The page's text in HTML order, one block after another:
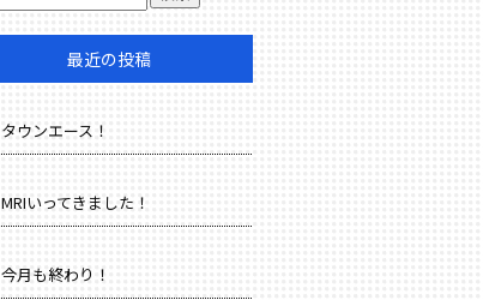
最近の投稿
タウンエース！
MRIいってきました！
今月も終わり！